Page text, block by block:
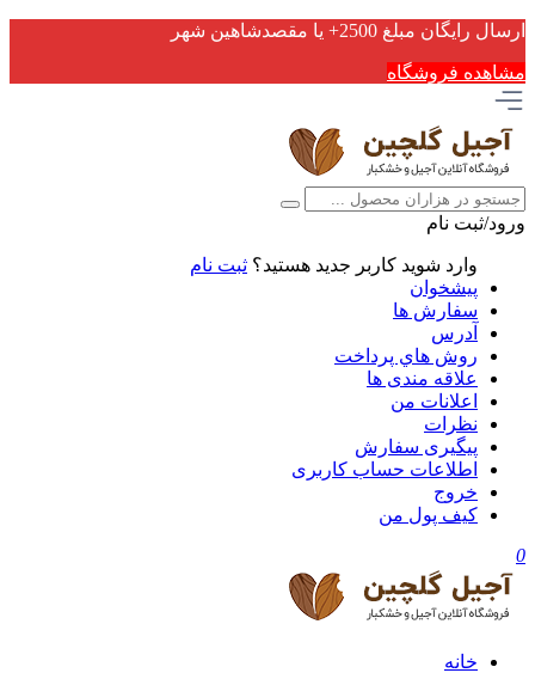
ارسال رایگان مبلغ 2500+ یا مقصدشاهین شهر
مشاهده فروشگاه
ورود/ثبت نام
وارد شوید کاربر جدید هستید؟ ثبت نام
پیشخوان
سفارش ها
آدرس
روش هاي پرداخت
علاقه مندی ها
اعلانات من
نظرات
پیگیری سفارش
اطلاعات حساب كاربری
خروج
کیف پول من
0
خانه